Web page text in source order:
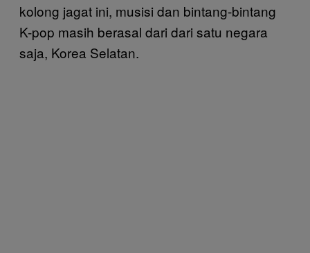
kolong jagat ini, musisi dan bintang-bintang
K-pop masih berasal dari dari satu negara
saja, Korea Selatan.